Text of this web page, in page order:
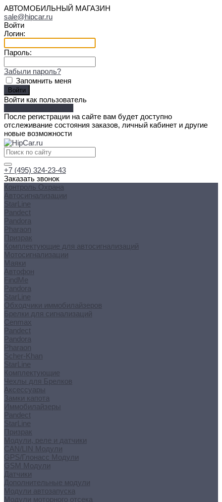
АВТОМОБИЛЬНЫЙ МАГАЗИН
sale@hipcar.ru
Войти
Логин:
Пароль:
Забыли пароль?
Запомнить меня
Войти как пользователь
После регистрации на сайте вам будет доступно
отслеживание состояния заказов, личный кабинет и другие
новые возможности
+7 (495) 324-23-43
Заказать звонок
Контроль Охрана
Автосигнализации
StarLine
Pandect
Pandora
Pharaon
Призрак
Комплектующие для автосигнализаций
Мотосигнализации
Маяки
Автофон
FindMe
Pandora
StarLine
Обходчики иммобилайзеров
Брелки для сигнализаций
Cenmax
Pandect
Pandora
Pharaon
Scher-Khan
StarLine
Комплектующие
Чехлы для Брелков
Аксессуары
Замки капота
Иммобилайзеры
Pandect
StarLine
Призрак
Модули, реле и датчики
CAN/LIN Модули
GPS/Глонасс Модули
GSM Модули
Датчики
Дополнительные модули
Модули автозапуска
Модули моторного отсека